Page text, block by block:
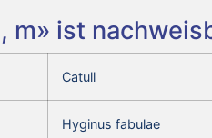
m» ist
Catull
Hyginus fabulae